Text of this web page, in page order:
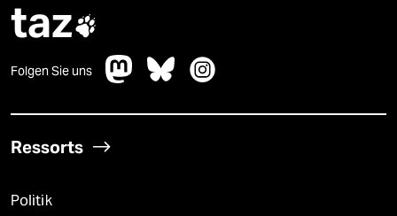
taz
Folgen Sie uns
Ressorts
Politik